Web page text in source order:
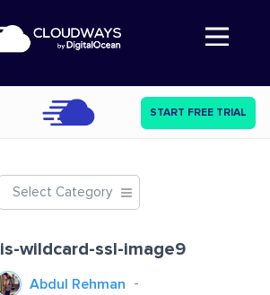
Abre a navegação
START FREE TRIAL
Select Category
wildcard-ssl-image9
Abdul Rehman